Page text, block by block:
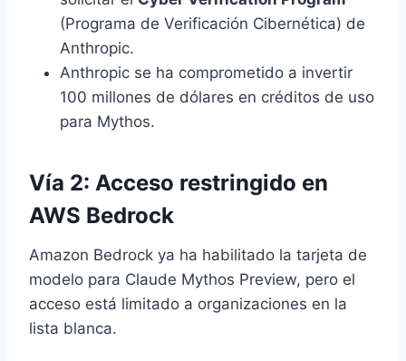
(Programa de Verificación Cibernética) de
Anthropic.
Anthropic se ha comprometido a invertir
100 millones de dólares en créditos de uso
para Mythos.
Vía 2: Acceso restringido en
AWS Bedrock
Amazon Bedrock ya ha habilitado la tarjeta de
modelo para Claude Mythos Preview, pero el
acceso está limitado a organizaciones en la
lista blanca.